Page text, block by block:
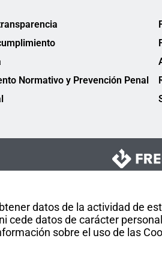
datos de la actividad de
cede datos de carácter
sobre el uso de las
Normativo y Prevención Penal